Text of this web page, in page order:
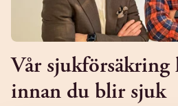
Vår sjukförsäkring
innan du blir sjuk